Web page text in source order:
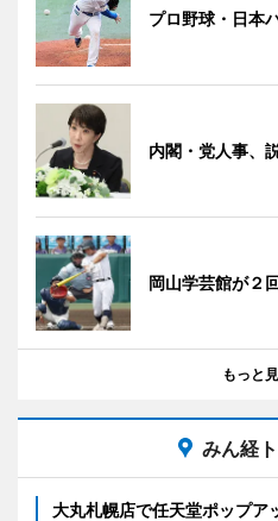
プロ野球・日本
内閣・党人事、
岡山学芸館が２
もっと
みん経
大丸札幌店で任天堂ポップ